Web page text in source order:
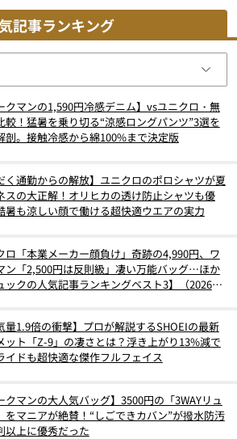
記事ランキング
クマンの1,590円冷感デニム】vsユニクロ・無
較！猛暑を乗り切る“涼感ロングパンツ”3選を
剖。接触冷感から綿100%まで決定版
く通勤からの解放】ユニクロのポロシャツが夏
スの大正解！オリヒカの透け防止シャツも優
暑も涼しい顔で働ける超快適ウエアの実力
ロ「本業メーカー顔負け」奇跡の4,990円、ワ
ン「2,500円は反則級」凄い万能バッグ…ほか
ックの人気記事ランキングベスト3】（2026年
量1.9倍の衝撃】プロが解説するSHOEIの最新
ット「Z-9」の凄さとは？浮き上がり13%減で
イドも超快適な傑作フルフェイス
クマンの大人気バッグ】3500円の「3WAYリュ
をマニアが絶賛！“しごできカバン”が撥水防汚
以上に優秀だった